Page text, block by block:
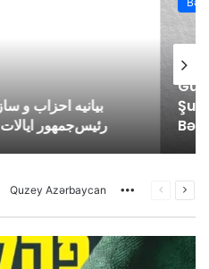
Əməkdaşlıq
Şərayiti İlə Bağlı
Quzey Azərbaycan More Previous